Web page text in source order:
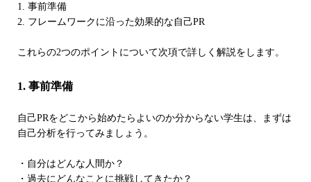
1. 事前準備
2. フレームワークに沿った効果的な自己PR
これらの2つのポイントについて次項で詳しく解説をします。
1. 事前準備
自己PRをどこから始めたらよいのか分からない学生は、まずは
自己分析を行ってみましょう。
・自分はどんな人間か？
・過去にどんなことに挑戦してきたか？